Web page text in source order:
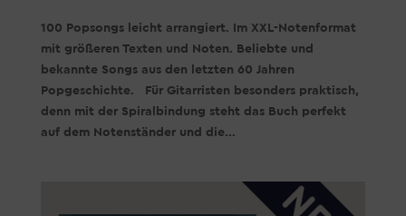
100 Popsongs leicht arrangiert. Im XXL-Notenformat
mit größeren Texten und Noten. Beliebte und
bekannte Songs aus den letzten 60 Jahren
Popgeschichte. Für Gitarristen besonders praktisch,
denn mit der Spiralbindung steht das Buch perfekt
auf dem Notenständer und die...